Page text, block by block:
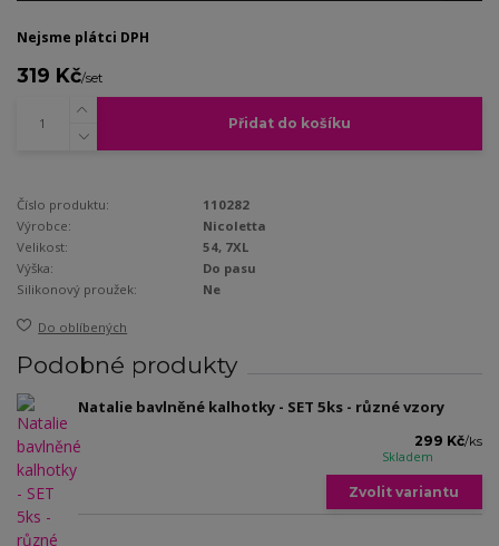
Nejsme plátci DPH
319 Kč/set
Přidat do košíku
Číslo produktu:
110282
Výrobce:
Nicoletta
Velikost:
54, 7XL
Výška:
Do pasu
Silikonový proužek:
Ne
Do oblíbených
Podobné produkty
Natalie bavlněné kalhotky - SET 5ks - různé vzory
299 Kč/ks
Skladem
Zvolit variantu